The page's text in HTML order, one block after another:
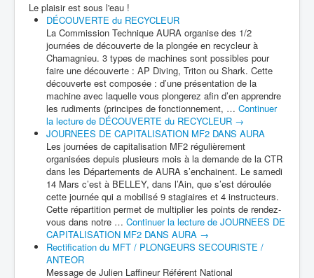
Le plaisir est sous l'eau !
DÉCOUVERTE du RECYCLEUR
La Commission Technique AURA organise des 1/2
journées de découverte de la plongée en recycleur à
Chamagnieu. 3 types de machines sont possibles pour
faire une découverte : AP Diving, Triton ou Shark. Cette
découverte est composée : d’une présentation de la
machine avec laquelle vous plongerez afin d’en apprendre
les rudiments (principes de fonctionnement, … Continuer
la lecture de DÉCOUVERTE du RECYCLEUR →
JOURNEES DE CAPITALISATION MF2 DANS AURA
Les journées de capitalisation MF2 régulièrement
organisées depuis plusieurs mois à la demande de la CTR
dans les Départements de AURA s’enchainent. Le samedi
14 Mars c’est à BELLEY, dans l’Ain, que s’est déroulée
cette journée qui a mobilisé 9 stagiaires et 4 instructeurs.
Cette répartition permet de multiplier les points de rendez-
vous dans notre … Continuer la lecture de JOURNEES DE
CAPITALISATION MF2 DANS AURA →
Rectification du MFT / PLONGEURS SECOURISTE /
ANTEOR
Message de Julien Laffineur Référent National